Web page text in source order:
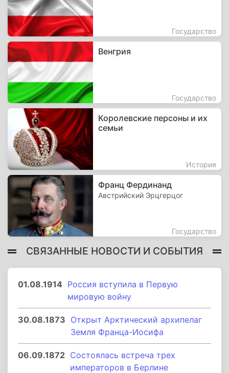
Государство
Венгрия
Государство
Королевские персоны и их
семьи
История
Франц Фердинанд
Австрийский Эрцгерцог
Государство
СВЯЗАННЫЕ НОВОСТИ И СОБЫТИЯ
01.08.1914 Россия вступила в Первую
мировую войну
30.08.1873 Открыт Арктический архипелаг
Земля Франца-Иосифа
06.09.1872 Состоялась встреча трех
императоров в Берлине